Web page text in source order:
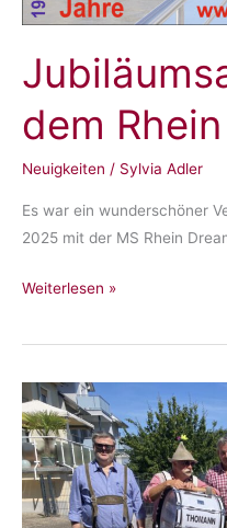
dem Rhein
Neuigkeiten / Sylvia Adler
Es war ein wunderschöner
2025 mit der MS Rhein
Jubiläumsausflug
dem
Weiterlesen »